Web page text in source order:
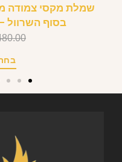
שמלת מקסי צמודה
בסוף השרוול